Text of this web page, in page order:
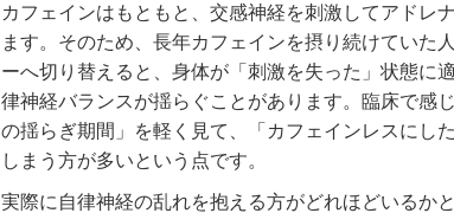
カフェインはもともと、交感神経を刺激してアドレ
ます。そのため、長年カフェインを摂り続けていた
ーへ切り替えると、身体が「刺激を失った」状態に
律神経バランスが揺らぐことがあります。臨床で感
の揺らぎ期間」を軽く見て、「カフェインレスにし
しまう方が多いという点です。
実際に自律神経の乱れを抱える方がどれほどいるか